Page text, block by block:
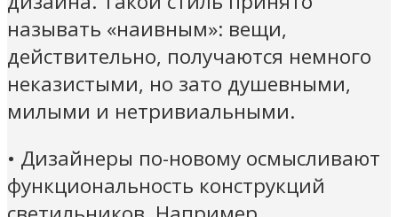
называть «наивным»: вещи,
действительно, получаются немного
неказистыми, но зато душевными,
милыми и нетривиальными.
• Дизайнеры по-новому осмысливают
функциональность конструкций